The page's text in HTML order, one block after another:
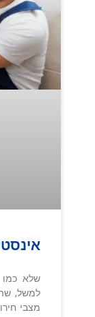
שלא כמו
למשל,
מצבי